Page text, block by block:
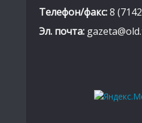
Телефон/факс:8
Эл. почта: